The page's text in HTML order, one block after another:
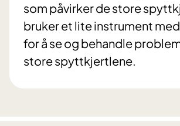
som påvirker de store
bruker et lite instrument
for å se og behandle
store spyttkjertlene.